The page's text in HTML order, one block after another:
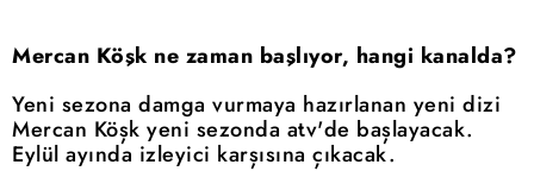
Mercan Köşk ne zaman başlıyor, hangi kanalda?
Yeni sezona damga vurmaya hazırlanan yeni dizi
Mercan Köşk yeni sezonda atv'de başlayacak.
Eylül ayında izleyici karşısına çıkacak.